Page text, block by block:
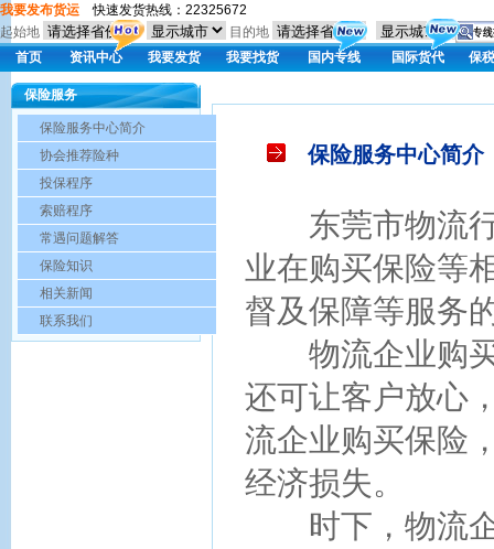
我要发布货运 快速发货热线：22325672
起始地
目的地
首页
资讯中心 我要发货 我要找货 国内专线 国际货代 保税
保险服务
保险服务中心简介
协会推荐险种
投保程序
索赔程序
常遇问题解答
保险知识
相关新闻
联系我们
保险服务中心简介
东莞市物流行
业在购买保险等
督及保障等服务
物流企业购买
还可让客户放心
流企业购买保险
经济损失。
时下，物流企